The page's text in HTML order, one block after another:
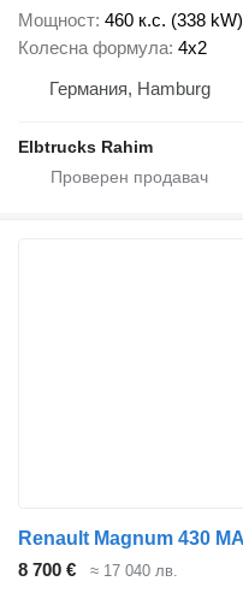
Мощност 460 к.с. (338 kW)
Колесна формула 4x2
Германия, Hamburg
Elbtrucks Rahim
8 700 € ≈ 17 040 лв.